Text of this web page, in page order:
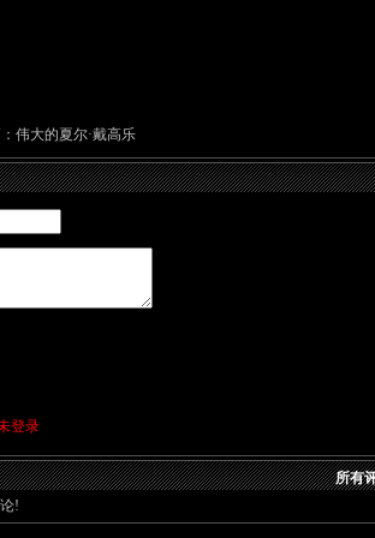
伟大的夏尔·戴高乐
登录
所有
!